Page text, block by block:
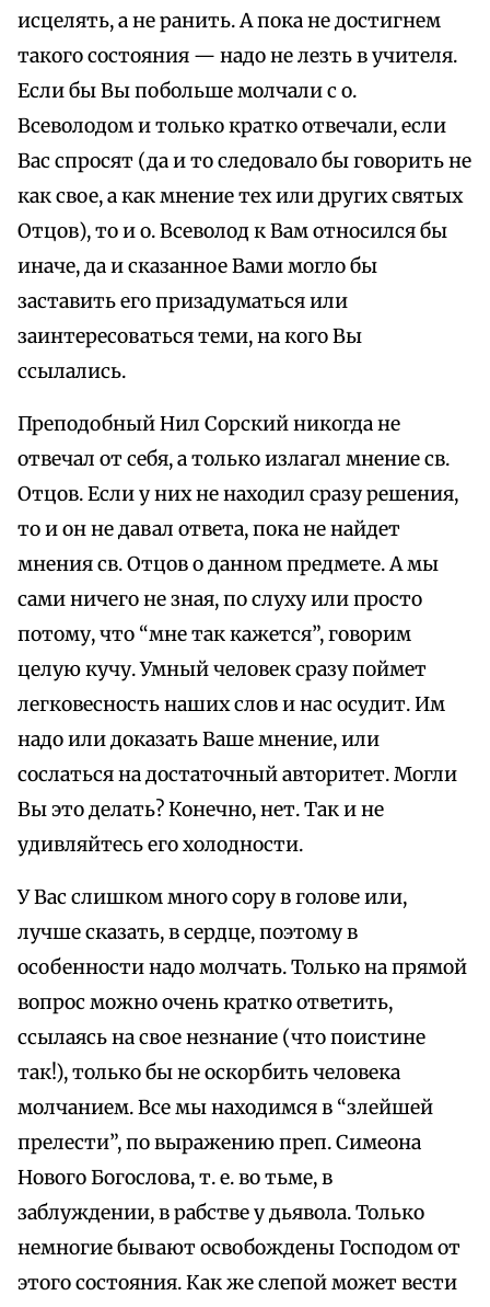
исцелять, а не ранить. А пока не достигнем
такого состояния — надо не лезть в учителя.
Если бы Вы побольше молчали с о.
Всеволодом и только кратко отвечали, если
Вас спросят (да и то следовало бы говорить не
как свое, а как мнение тех или других святых
Отцов), то и о. Всеволод к Вам относился бы
иначе, да и сказанное Вами могло бы
заставить его призадуматься или
заинтересоваться теми, на кого Вы
ссылались.
Преподобный Нил Сорский никогда не
отвечал от себя, а только излагал мнение св.
Отцов. Если у них не находил сразу решения,
то и он не давал ответа, пока не найдет
мнения св. Отцов о данном предмете. А мы
сами ничего не зная, по слуху или просто
потому, что “мне так кажется”, говорим
целую кучу. Умный человек сразу поймет
легковесность наших слов и нас осудит. Им
надо или доказать Ваше мнение, или
сослаться на достаточный авторитет. Могли
Вы это делать? Конечно, нет. Так и не
удивляйтесь его холодности.
У Вас слишком много сору в голове или,
лучше сказать, в сердце, поэтому в
особенности надо молчать. Только на прямой
вопрос можно очень кратко ответить,
ссылаясь на свое незнание (что поистине
так!), только бы не оскорбить человека
молчанием. Все мы находимся в “злейшей
прелести”, по выражению преп. Симеона
Нового Богослова, т. е. во тьме, в
заблуждении, в рабстве у дьявола. Только
немногие бывают освобождены Господом от
этого состояния. Как же слепой может вести